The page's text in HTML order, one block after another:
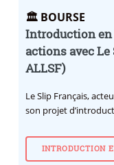
🏛️ BOURSE
Introduction en
actions avec Le
ALLSF)
Le Slip Français,
son projet
INTRODUCTION